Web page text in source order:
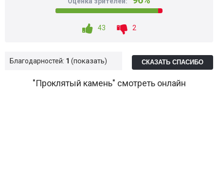
43 2
Благодарностей: 1 показать СКАЗАТЬ СПАСИБО
"Проклятый камень" смотреть онлайн